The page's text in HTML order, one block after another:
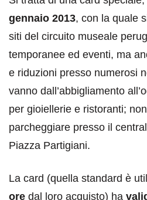
gennaio 2013, con la quale
siti del circuito museale
temporanee ed eventi, ma
e riduzioni presso numerosi
vanno dall’abbigliamento
per gioiellerie e ristoranti;
parcheggiare presso il
Piazza Partigiani.
La card (quella standard è
ore dal loro acquisto) ha